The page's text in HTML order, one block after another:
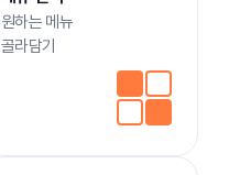
원하는 메뉴
골라담기